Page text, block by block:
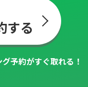
する
予約がすぐ取れる！